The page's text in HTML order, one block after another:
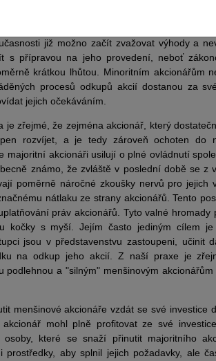
publikaci ve Sbírce zákonů, přičemž
dnem vyhlášení ve sbírce.
již možno začít zvažovat výhody a
s přípravou na jeho provedení, neboť
krátkou lhůtou. Minoritním akcionářům
procesů odkupů akcií dostanou za
jejich očekáváním.
zřejmé, že zejména akcionář, který
rozvíjet, a je tedy zároveň ochoten do
majoritní akcionáři usilují o plné ovládnutí
známo, že zvláště v poslední době se z
poměrně náročné zkoušky nervů pro jejich
nátlaku ze strany akcionářů. Tento
práv akcionářů. Tyto valné hromady
kočky s myší. Jejím často jediným cílem je
jsou v představenstvu zastoupeni, učinit
na odkup jeho akcií. Z naší praxe je
a "silným" menšinovým akcionářům
menšinové akcionáře vzdát se své investice
mohl plně profitovat ze své
které se snaží přinutit majoritního
aby splnil jejich požadavky, ale
JUDr. Martin
Kurzy lektora